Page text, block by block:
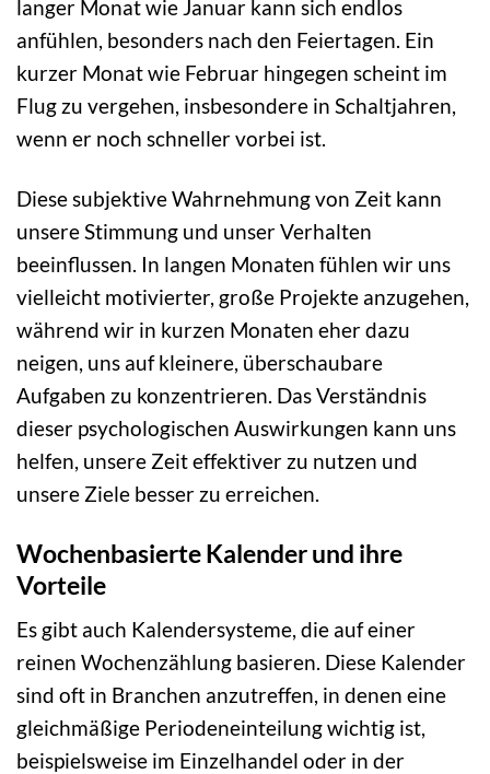
langer Monat wie Januar kann sich endlos
anfühlen, besonders nach den Feiertagen. Ein
kurzer Monat wie Februar hingegen scheint im
Flug zu vergehen, insbesondere in Schaltjahren,
wenn er noch schneller vorbei ist.
Diese subjektive Wahrnehmung von Zeit kann
unsere Stimmung und unser Verhalten
beeinflussen. In langen Monaten fühlen wir uns
vielleicht motivierter, große Projekte anzugehen,
während wir in kurzen Monaten eher dazu
neigen, uns auf kleinere, überschaubare
Aufgaben zu konzentrieren. Das Verständnis
dieser psychologischen Auswirkungen kann uns
helfen, unsere Zeit effektiver zu nutzen und
unsere Ziele besser zu erreichen.
Wochenbasierte Kalender und ihre
Vorteile
Es gibt auch Kalendersysteme, die auf einer
reinen Wochenzählung basieren. Diese Kalender
sind oft in Branchen anzutreffen, in denen eine
gleichmäßige Periodeneinteilung wichtig ist,
beispielsweise im Einzelhandel oder in der